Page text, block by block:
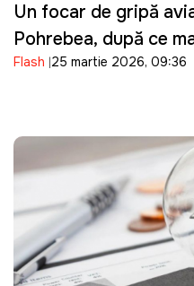
Un focar de gripă
Pohrebea, după ce
descoperite moarte
Flash 25 martie 2026, 09:36